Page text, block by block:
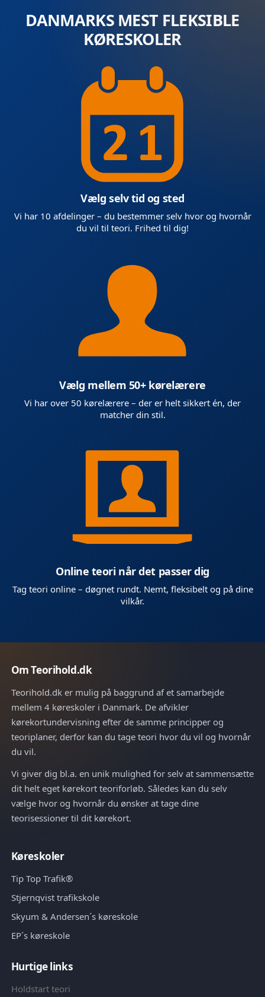
DANMARKS MEST FLEKSIBLE
KØRESKOLER
Vælg selv tid og sted
Vi har 10 afdelinger – du bestemmer selv hvor og hvornår
du vil til teori. Frihed til dig!
Vælg mellem 50+ kørelærere
Vi har over 50 kørelærere – der er helt sikkert én, der
matcher din stil.
Online teori når det passer dig
Tag teori online – døgnet rundt. Nemt, fleksibelt og på dine
vilkår.
Om Teorihold.dk
Teorihold.dk er mulig på baggrund af et samarbejde
mellem 4 køreskoler i Danmark. De afvikler
kørekortundervisning efter de samme principper og
teoriplaner, derfor kan du tage teori hvor du vil og hvornår
du vil.
Vi giver dig bl.a. en unik mulighed for selv at sammensætte
dit helt eget kørekort teoriforløb. Således kan du selv
vælge hvor og hvornår du ønsker at tage dine
teorisessioner til dit kørekort.
Køreskoler
Tip Top Trafik®
Stjernqvist trafikskole
Skyum & Andersen´s køreskole
EP´s køreskole
Hurtige links
Holdstart teori